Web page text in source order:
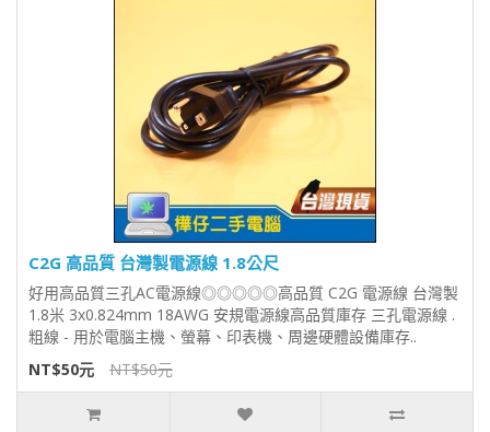
C2G 高品質 台灣製電源線 1.8公尺
好用高品質三孔AC電源線◎◎◎◎◎高品質 C2G 電源線 台灣製
1.8米 3x0.824mm 18AWG 安規電源線高品質庫存 三孔電源線 .
粗線 - 用於電腦主機、螢幕、印表機、周邊硬體設備庫存..
NT$50元
NT$50元